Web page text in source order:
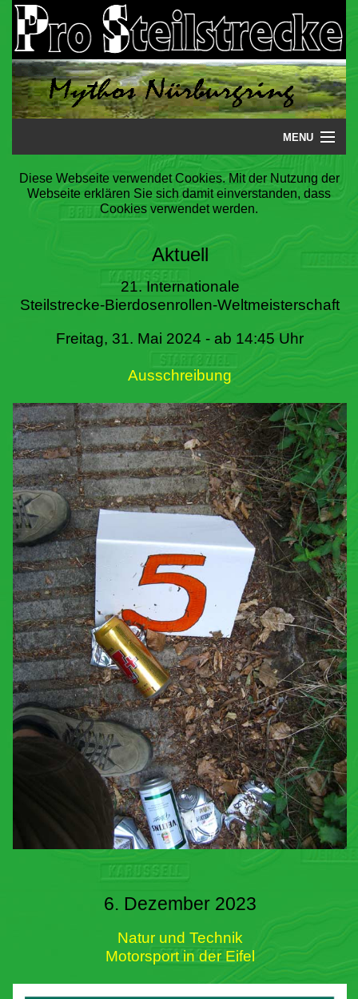
MENU
Startseite
Steilstrecke
Literatur
Termine
Diese Webseite verwendet Cookies. Mit der Nutzung der
Webseite erklären Sie sich damit einverstanden, dass
Cookies verwendet werden.
Aktuell
21. Internationale
Steilstrecke-Bierdosenrollen-Weltmeisterschaft
Freitag, 31. Mai 2024 - ab 14:45 Uhr
Ausschreibung
6. Dezember 2023
Natur und Technik
Motorsport in der Eifel